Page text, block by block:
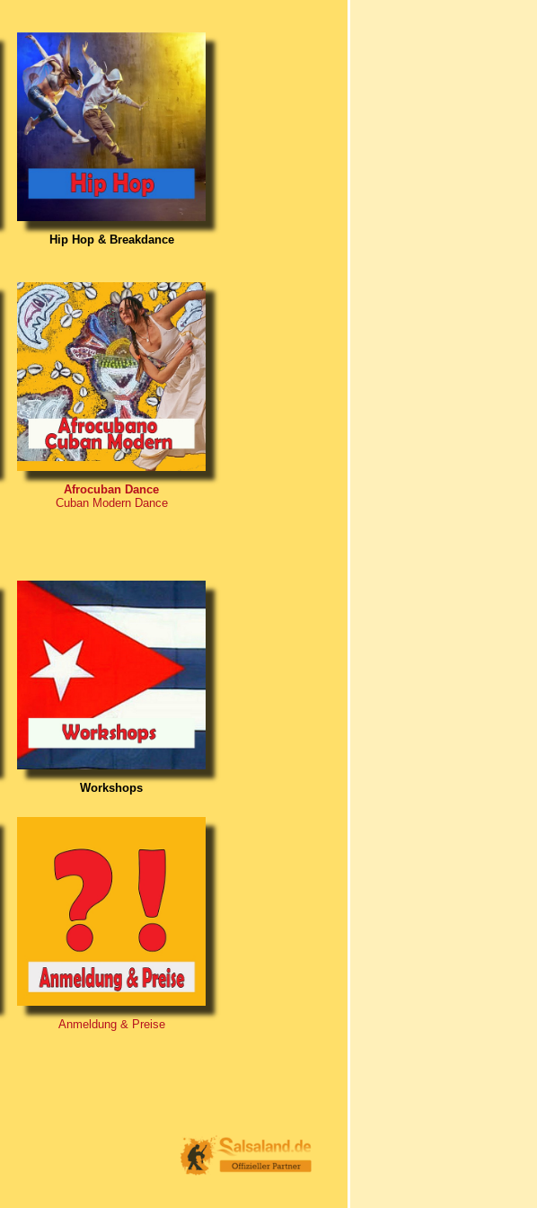
Hip Hop & Breakdance
Afrocuban Dance
Cuban Modern Dance
Workshops
Anmeldung & Preise